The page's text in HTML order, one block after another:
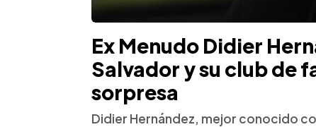
Ex Menudo Didier
Salvador y su club de
sorpresa
Didier Hernández, mejor conocido